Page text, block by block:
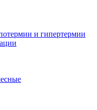
и гипертермии